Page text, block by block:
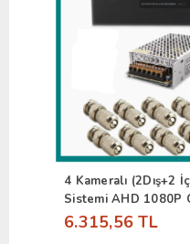
4 Kameralı (2Dış+2
Sistemi AHD 1080P
6.315,56 TL